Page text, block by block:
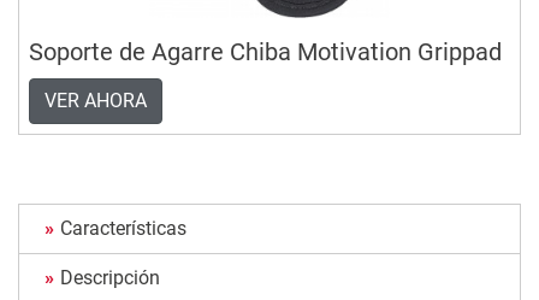
Soporte de Agarre Chiba Motivation Grippad
VER AHORA
Características
Descripción